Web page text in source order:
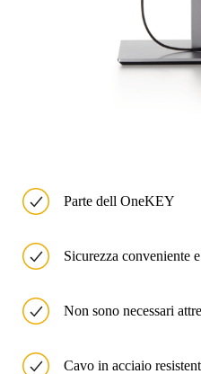
Parte dell OneKEY
Sicurezza conveniente
Non sono necessari
Cavo in acciaio